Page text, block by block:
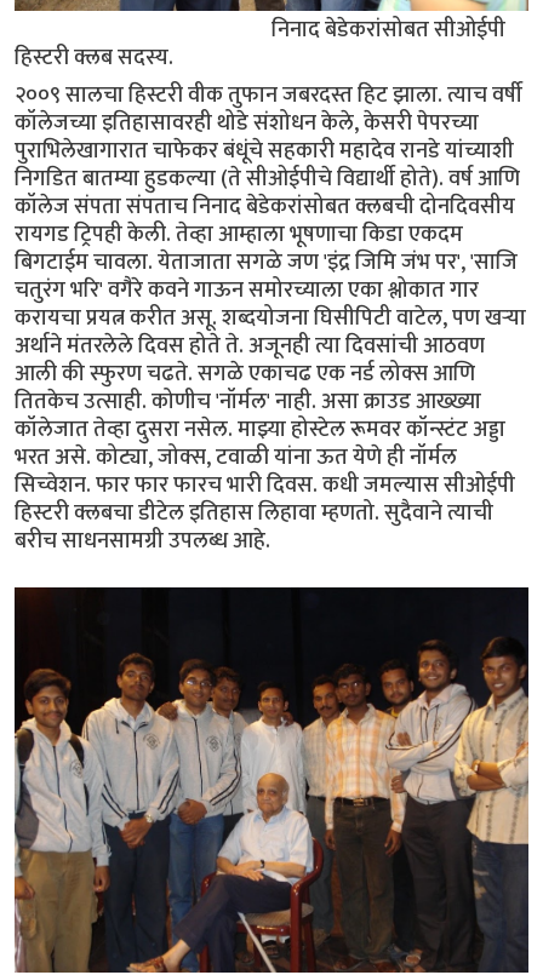
निनाद बेडेकरांसोबत सीओईपी
हिस्टरी क्लब सदस्य.
२००९ सालचा हिस्टरी वीक तुफान जबरदस्त हिट झाला. त्याच वर्षी
कॉलेजच्या इतिहासावरही थोडे संशोधन केले, केसरी पेपरच्या
पुराभिलेखागारात चाफेकर बंधूंचे सहकारी महादेव रानडे यांच्याशी
निगडित बातम्या हुडकल्या (ते सीओईपीचे विद्यार्थी होते). वर्ष आणि
कॉलेज संपता संपताच निनाद बेडेकरांसोबत क्लबची दोनदिवसीय
रायगड ट्रिपही केली. तेव्हा आम्हाला भूषणाचा किडा एकदम
बिगटाईम चावला. येताजाता सगळे जण 'इंद्र जिमि जंभ पर', 'साजि
चतुरंग भरि' वगैरे कवने गाऊन समोरच्याला एका श्लोकात गार
करायचा प्रयत्न करीत असू. शब्दयोजना घिसीपिटी वाटेल, पण खर्‍या
अर्थाने मंतरलेले दिवस होते ते. अजूनही त्या दिवसांची आठवण
आली की स्फुरण चढते. सगळे एकाचढ एक नर्ड लोक्स आणि
तितकेच उत्साही. कोणीच 'नॉर्मल' नाही. असा क्राउड आख्ख्या
कॉलेजात तेव्हा दुसरा नसेल. माझ्या होस्टेल रूमवर कॉन्स्टंट अड्डा
भरत असे. कोट्या, जोक्स, टवाळी यांना ऊत येणे ही नॉर्मल
सिच्वेशन. फार फार फारच भारी दिवस. कधी जमल्यास सीओईपी
हिस्टरी क्लबचा डीटेल इतिहास लिहावा म्हणतो. सुदैवाने त्याची
बरीच साधनसामग्री उपलब्ध आहे.